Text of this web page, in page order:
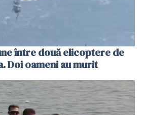
între două elicoptere de
Doi oameni au murit